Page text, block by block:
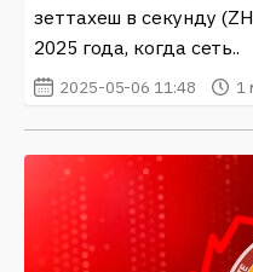
зеттахеш в секунду
2025 года, когда сеть..
2025-05-06 11:48 1